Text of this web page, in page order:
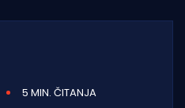
5 MIN. ČITANJA